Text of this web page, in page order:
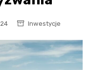
Inwestycje